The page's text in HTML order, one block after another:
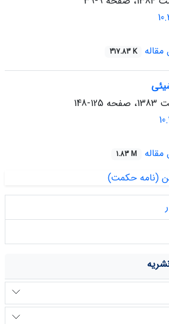
317.83 K
125-148
1.83 M